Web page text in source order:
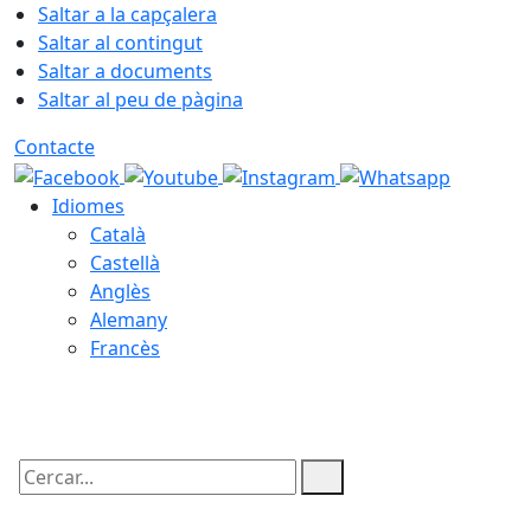
Saltar a la capçalera
Saltar al contingut
Saltar a documents
Saltar al peu de pàgina
Contacte
Idiomes
Català
Castellà
Anglès
Alemany
Francès
Cercar: